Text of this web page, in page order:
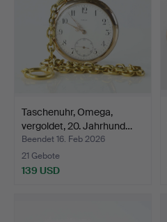
Taschenuhr, Omega,
vergoldet, 20. Jahrhund…
Beendet 16. Feb 2026
21 Gebote
139 USD